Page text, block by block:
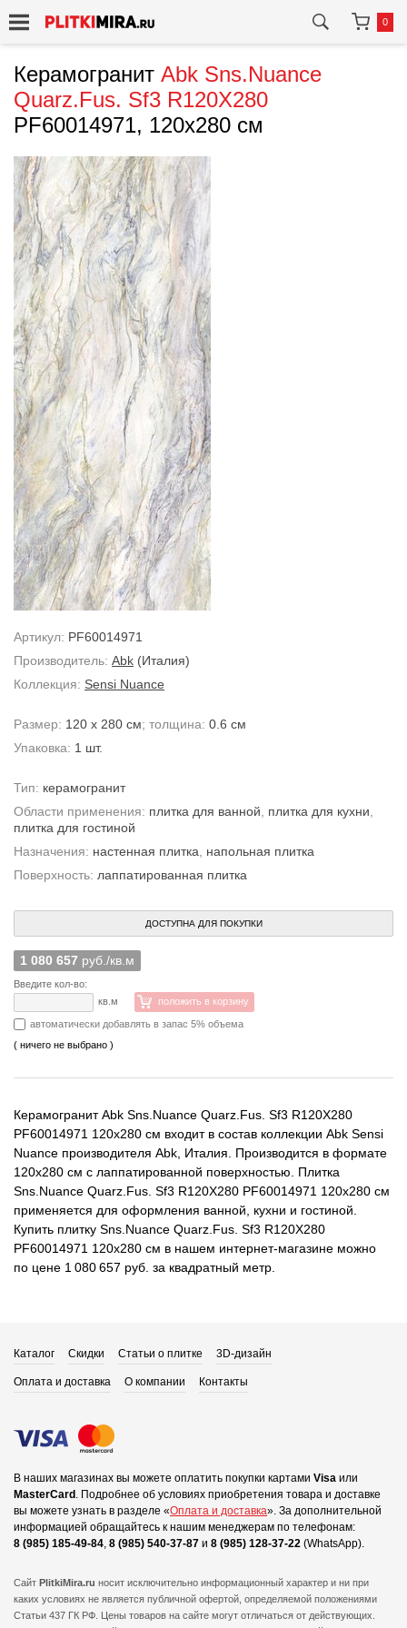
0
Керамогранит Abk Sns.Nuance
Quarz.Fus. Sf3 R120X280
PF60014971, 120x280 см
Артикул: PF60014971
Производитель: Abk (Италия)
Коллекция: Sensi Nuance
Размер: 120 x 280 см; толщина: 0.6 см
Упаковка: 1 шт.
Тип: керамогранит
Области применения: плитка для ванной плитка для кухни
плитка для гостиной
Назначения: настенная плитка
напольная плитка
Поверхность: лаппатированная плитка
ДОСТУПНА ДЛЯ ПОКУПКИ
1 080 657 руб./кв.м
Введите кол-во:
кв.м
положить в корзину
автоматически добавлять в запас 5% объема
( ничего не выбрано )
Керамогранит Abk Sns.Nuance Quarz.Fus. Sf3 R120X280
PF60014971 120x280 см входит в состав коллекции Abk Sensi
Nuance производителя Abk, Италия. Производится в формате
120x280 см с лаппатированной поверхностью. Плитка
Sns.Nuance Quarz.Fus. Sf3 R120X280 PF60014971 120x280 см
применяется для оформления ванной, кухни и гостиной.
Купить плитку Sns.Nuance Quarz.Fus. Sf3 R120X280
PF60014971 120x280 см в нашем интернет-магазине можно
по цене 1 080 657 руб. за квадратный метр.
Каталог Скидки Статьи о плитке 3D-дизайн
Оплата и доставка О компании Контакты
В наших магазинах вы можете оплатить покупки картами Visa или
MasterCard . Подробнее об условиях приобретения товара и доставке
вы можете узнать в разделе «Оплата и доставка». За дополнительной
информацией обращайтесь к нашим менеджерам по телефонам:
8 (985) 185-49-84, 8 (985) 540-37-87 и 8 (985) 128-37-22 (WhatsApp).
Сайт PlitkiMira.ru носит исключительно информационный характер и ни при
каких условиях не является публичной офертой, определяемой положениями
Статьи 437 ГК РФ. Цены товаров на сайте могут отличаться от действующих.